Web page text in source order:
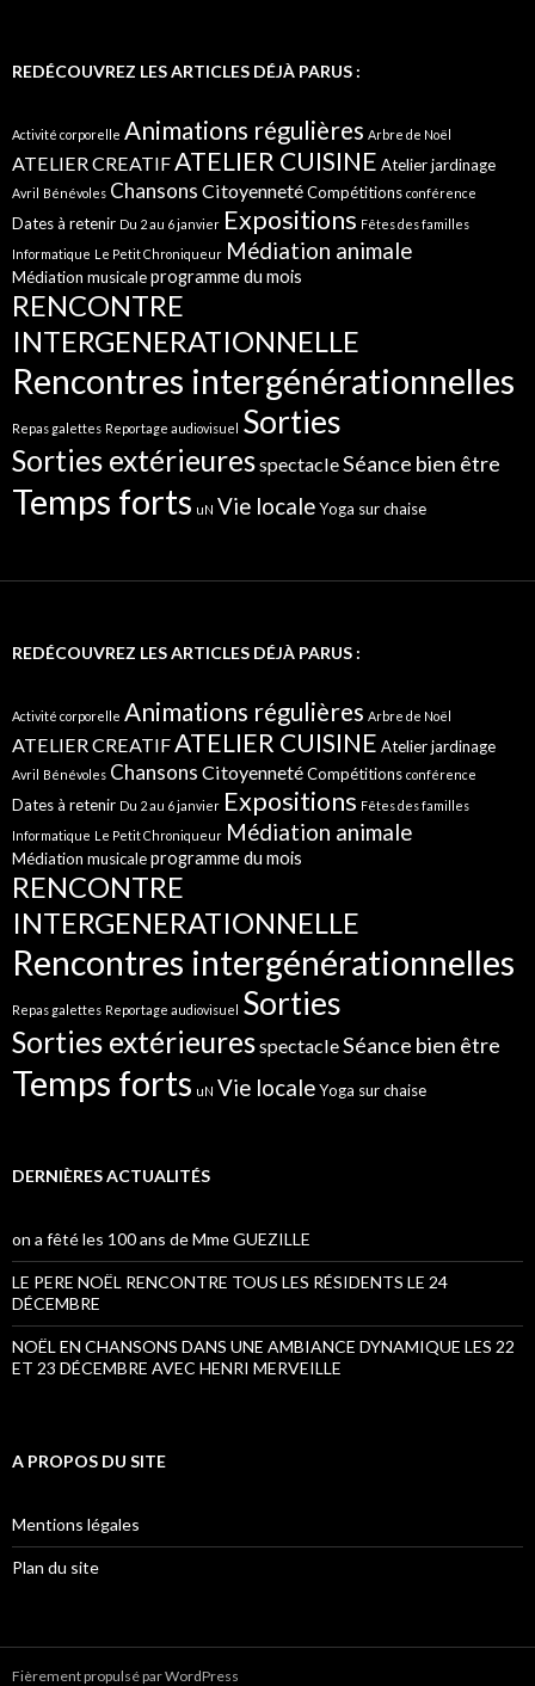
REDÉCOUVREZ LES ARTICLES DÉJÀ PARUS :
Activité corporelle Animations régulières Arbre de Noël
ATELIER CREATIFATELIER CUISINE Atelier jardinage
Avril Bénévoles Chansons CitoyennetéCompétitions conférence
Dates à retenir Du 2 au 6 janvier Expositions Fêtes des familles
Informatique Le Petit Chroniqueur Médiation animale
Médiation musicaleprogramme du mois
RENCONTRE
INTERGENERATIONNELLE
Rencontres intergénérationnelles
Repas galettes Reportage audiovisuel Sorties
Sorties extérieuresspectacleSéance bien être
Temps forts uN Vie localeYoga sur chaise
REDÉCOUVREZ LES ARTICLES DÉJÀ PARUS :
Activité corporelle Animations régulières Arbre de Noël
ATELIER CREATIFATELIER CUISINE Atelier jardinage
Avril Bénévoles Chansons CitoyennetéCompétitions conférence
Dates à retenir Du 2 au 6 janvier Expositions Fêtes des familles
Informatique Le Petit Chroniqueur Médiation animale
Médiation musicaleprogramme du mois
RENCONTRE
INTERGENERATIONNELLE
Rencontres intergénérationnelles
Repas galettes Reportage audiovisuel Sorties
Sorties extérieuresspectacleSéance bien être
Temps forts uN Vie localeYoga sur chaise
DERNIÈRES ACTUALITÉS
on a fêté les 100 ans de Mme GUEZILLE
LE PERE NOËL RENCONTRE TOUS LES RÉSIDENTS LE 24
DÉCEMBRE
NOËL EN CHANSONS DANS UNE AMBIANCE DYNAMIQUE LES 22
ET 23 DÉCEMBRE AVEC HENRI MERVEILLE
A PROPOS DU SITE
Mentions légales
Plan du site
Fièrement propulsé par WordPress